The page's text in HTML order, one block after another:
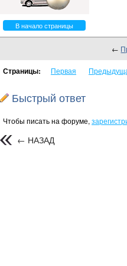
В начало страницы
←
Страницы: Первая
Быстрый ответ
Чтобы писать на форуме,
← НАЗАД